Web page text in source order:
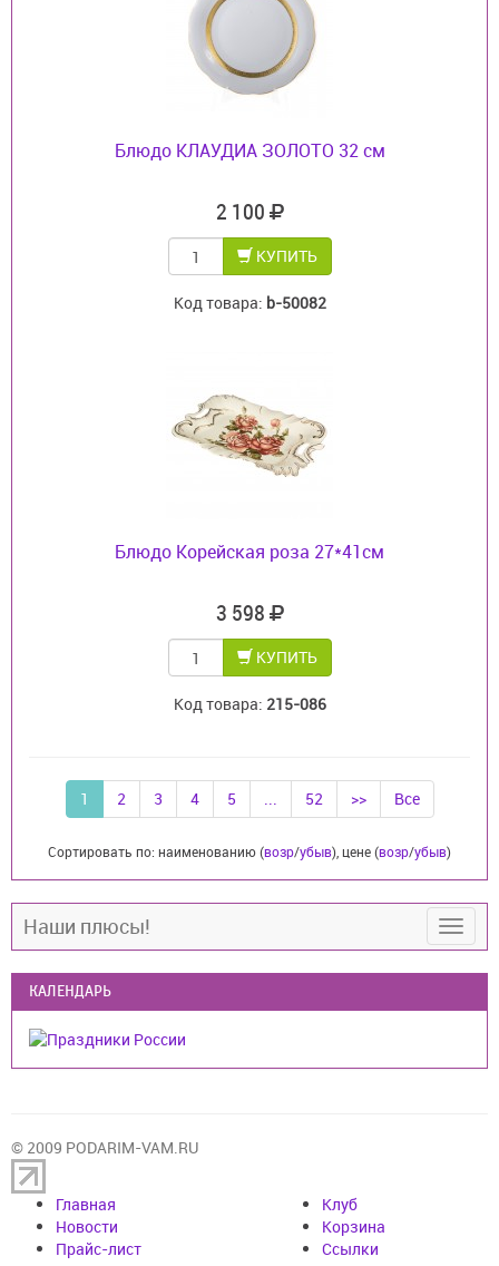
Блюдо КЛАУДИА ЗОЛОТО 32 см
2 100
КУПИТЬ
Код товара: b-50082
Блюдо Корейская роза 27*41см
3 598
КУПИТЬ
Код товара: 215-086
1 2 3 4 5 ... 52 >> Все
Сортировать по: наименованию (возр/убыв), цене (возр/убыв)
Наши плюсы!
КАЛЕНДАРЬ
© 2009 PODARIM-VAM.RU
Главная
Новости
Прайс-лист
Клуб
Корзина
Cсылки